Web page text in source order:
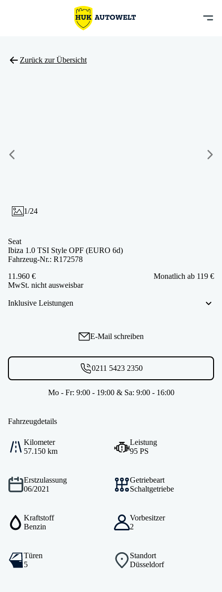
Zurück zur Übersicht
1/24
Seat
Ibiza 1.0 TSI Style OPF (EURO 6d)
Fahrzeug-Nr.: R172578
11.960 €
MwSt. nicht ausweisbar
Monatlich ab 119 €
Inklusive Leistungen
E-Mail schreiben
0211 5423 2350
Mo - Fr: 9:00 - 19:00 & Sa: 9:00 - 16:00
Fahrzeugdetails
Kilometer
57.150 km
Leistung
95 PS
Erstzulassung
06/2021
Getriebeart
Schaltgetriebe
Kraftstoff
Benzin
Vorbesitzer
2
Türen
5
Standort
Düsseldorf